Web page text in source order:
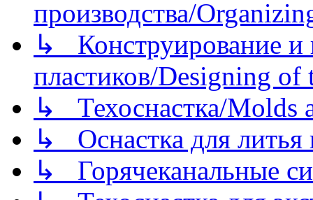
производства/
↳ Конструирование и
пластиков/Designing of
↳ Техоснастка/Molds
↳ Оснастка для литья
↳ Горячеканальные